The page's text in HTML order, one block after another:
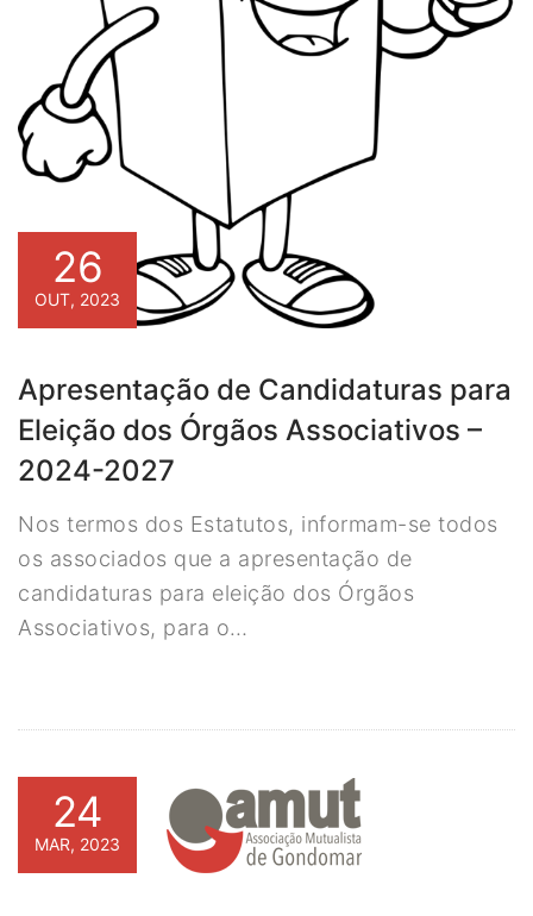
26
OUT, 2023
Apresentação de Candidaturas para
Eleição dos Órgãos Associativos –
2024-2027
Nos termos dos Estatutos, informam-se todos
os associados que a apresentação de
candidaturas para eleição dos Órgãos
Associativos, para o…
24
MAR, 2023